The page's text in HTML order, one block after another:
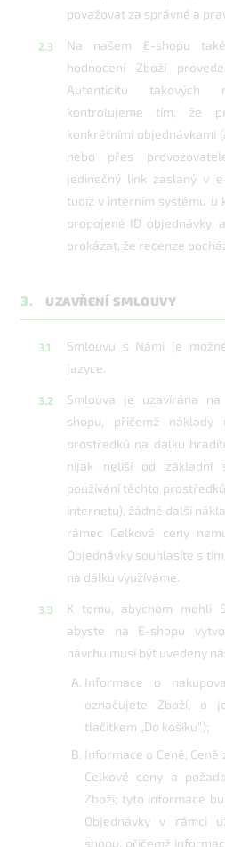
považovat za správné a
Na našem E-shopu
hodnocení Zboží
Autenticitu takových
kontrolujeme tím, že
konkrétními objednávkami
nebo přes
jedinečný link zaslaný v
tudíž v interním systému u
propojené ID objednávky,
prokázat, že recenze
3. UZAVŘENÍ SMLOUVY
Smlouvu s Námi je
jazyce.
Smlouva je uzavírána
shopu, přičemž náklady
prostředků na dálku
nijak neliší od základní
používání těchto
internetu), žádné další
rámec Celkové ceny
Objednávky souhlasíte s
na dálku využíváme.
K tomu, abychom mohli
abyste na E-shopu
návrhu musí být uvedeny
Informace o
označujete Zboží, o
tlačítkem „Do košíku");
Informace o Ceně,
Celkové ceny a
Zboží; tyto informace
Objednávky v rámci
shopu, přičemž